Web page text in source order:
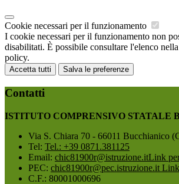
Cookie necessari per il funzionamento
I cookie necessari per il funzionamento non
disabilitati. È possibile consultare l'elenco
policy.
Accetta tutti Salva le preferenze
Contatti
ISTITUTO COMPRENSIVO STATALE
Via S. Chiara 70 - 66011 Bucchianico
Tel: Tel.: +39 0871.381125
Email: chic81900r@istruzione.itLink
PEC: chic81900r@pec.istruzione.it
C.F.: 80001000696